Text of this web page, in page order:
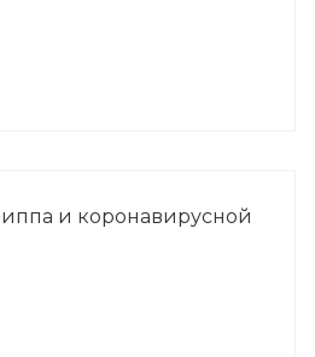
и коронавирусной